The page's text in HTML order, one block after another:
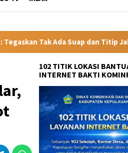
Jabatan Gubernur YSK
102 TITIK LOKASI
INTERNET BAKTI